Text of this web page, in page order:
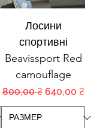
Лосини
спортивні
Beavissport Red
camouflage
Обычная цена
800,00 ₴ Цена со
640,00 ₴